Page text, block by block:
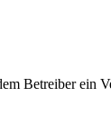
Betreiber ein